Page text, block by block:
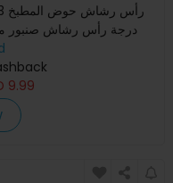
درجة رأس رشاش صنبور
9.99